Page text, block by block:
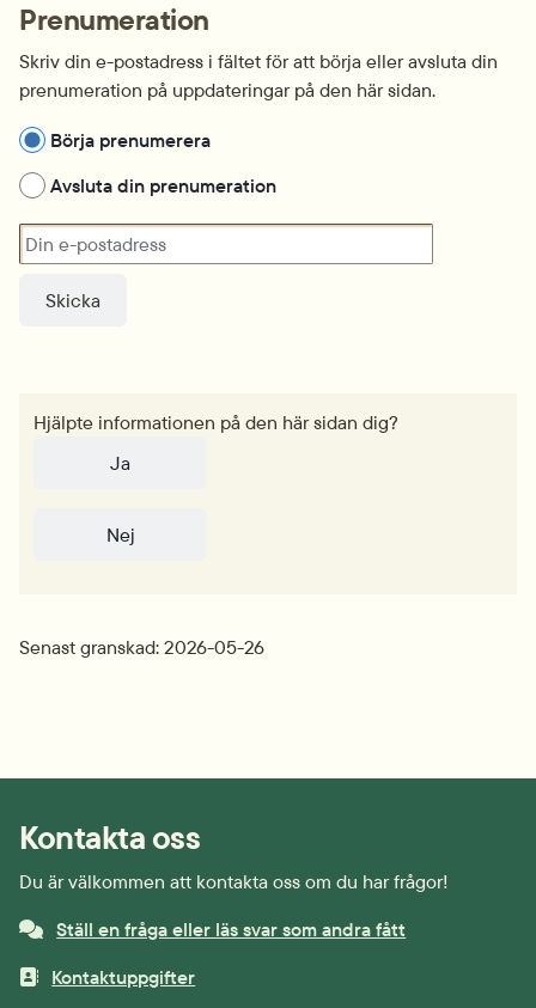
Prenumeration
Skriv din e-postadress i fältet för att börja eller avsluta din
prenumeration på uppdateringar på den här sidan.
Hantera prenumeration
Börja prenumerera
Avsluta din prenumeration
Din e-postadress
Hjälpte informationen på den här sidan dig?
Ja
Nej
Senast granskad: 2026-05-26
Kontakta oss
Du är välkommen att kontakta oss om du har frågor!
Ställ en fråga eller läs svar som andra fått
Kontaktuppgifter